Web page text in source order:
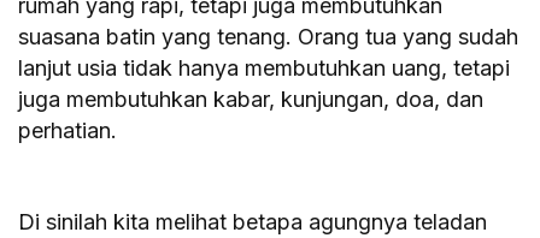
suasana batin yang tenang. Orang tua yang sudah
lanjut usia tidak hanya membutuhkan uang, tetapi
juga membutuhkan kabar, kunjungan, doa, dan
perhatian.
Di sinilah kita melihat betapa agungnya teladan